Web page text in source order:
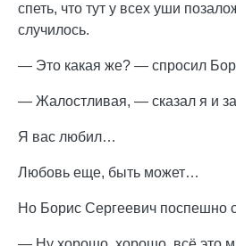
спеть, что тут у всех уши
случилось.
— Это какая же? — спросил
— Жалостливая, — сказал я и
Я вас любил…
Любовь еще, быть может…
Но Борис Сергеевич поспешно